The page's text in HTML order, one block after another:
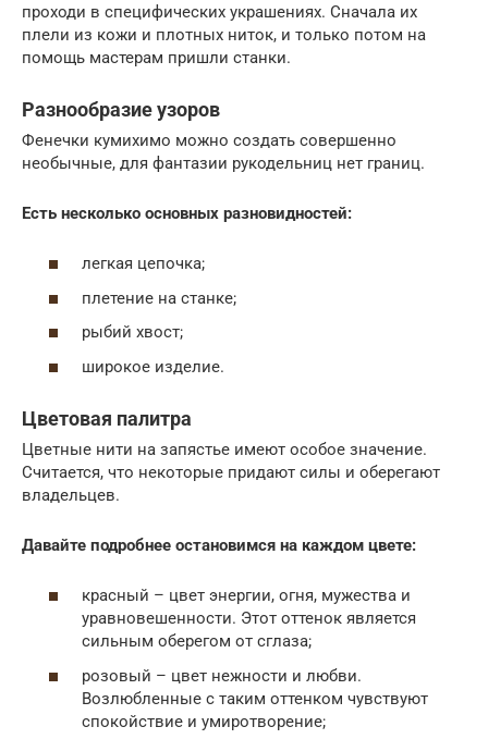
проходи в специфических украшениях. Сначала их
плели из кожи и плотных ниток, и только потом на
помощь мастерам пришли станки.
Разнообразие узоров
Фенечки кумихимо можно создать совершенно
необычные, для фантазии рукодельниц нет границ.
Есть несколько основных разновидностей:
легкая цепочка;
плетение на станке;
рыбий хвост;
широкое изделие.
Цветовая палитра
Цветные нити на запястье имеют особое значение.
Считается, что некоторые придают силы и оберегают
владельцев.
Давайте подробнее остановимся на каждом цвете:
красный – цвет энергии, огня, мужества и
уравновешенности. Этот оттенок является
сильным оберегом от сглаза;
розовый – цвет нежности и любви.
Возлюбленные с таким оттенком чувствуют
спокойствие и умиротворение;